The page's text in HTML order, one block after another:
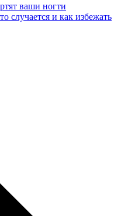
ваши ногти
случается и как избежать